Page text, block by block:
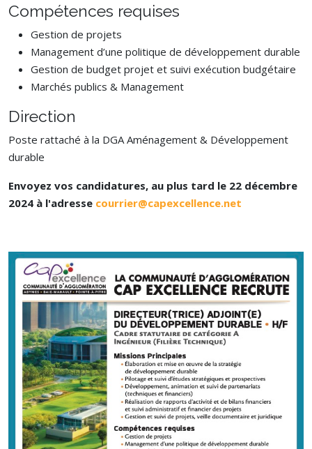
Compétences requises
Gestion de projets
Management d’une politique de développement durable
Gestion de budget projet et suivi exécution budgétaire
Marchés publics & Management
Direction
Poste rattaché à la DGA Aménagement & Développement
durable
Envoyez vos candidatures, au plus tard le 22 décembre
2024 à l'adresse courrier@capexcellence.net